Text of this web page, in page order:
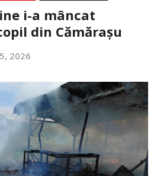
i-a mâncat
din Cămărașu
2026